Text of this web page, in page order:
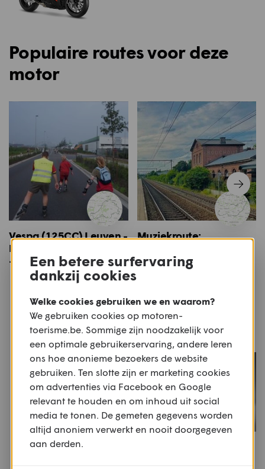
Populaire routes voor deze
motor
Vespa (125CC) Leuven -
Hoeilaart - Hoegaarden
- Leuven (108km)
Muziekroute:
stille Kempen
Meer motoren
Of bekijk alle€0 - €6.000
Honda
Een betere surfervaring
dankzij cookies
Welke cookies gebruiken we en waarom?
We gebruiken cookies op motoren-
toerisme.be. Sommige zijn noodzakelijk voor
een optimale gebruikerservaring, andere leren
ons hoe anonieme bezoekers de website
gebruiken. Ten slotte zijn er marketing cookies
om advertenties via Facebook en Google
relevant te houden en om inhoud uit social
media te tonen. De gemeten gegevens worden
altijd anoniem verwerkt en nooit doorgegeven
aan derden.